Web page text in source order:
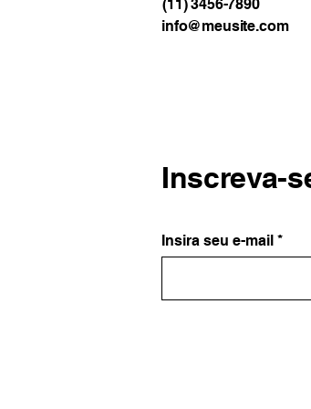
(11) 3456-7890
info@meusite.com
Inscreva-
Insira seu e-mail